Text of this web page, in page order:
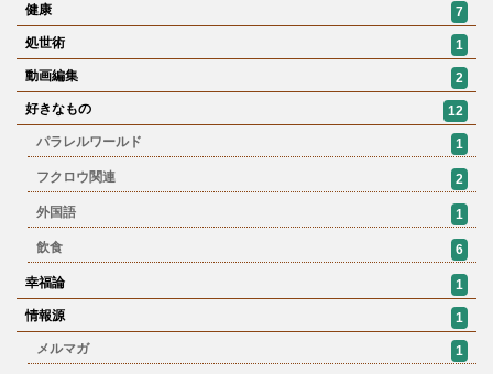
健康
7
処世術
1
動画編集
2
好きなもの
12
パラレルワールド
1
フクロウ関連 2
外国語 1
飲食 6
幸福論
1
情報源
1
メルマガ
1